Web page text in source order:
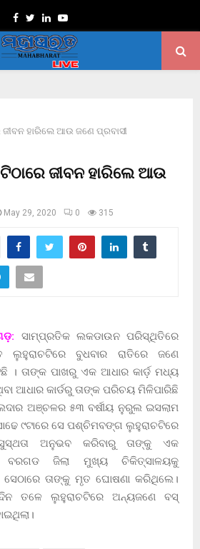
Facebook
TwitterLinkedinYoutube
ଜୀବନ ହାରିଲେ ଆଉ ଜଣେ ପ୍ରବାସୀ
ଜୀବନ ହାରିଲେ ଆଉ
May 29, 2020 0 315
ସାମ୍ପ୍ରତିକ ଲକଡାଉନ ପରିସ୍ଥିତିରେ
ଲୁହୁରାଚଟିରେ ବୁଧବାର ରାତିରେ ଜଣେ
। ତାଙ୍କ ପାଖରୁ ଏକ ଆଧାର କାର୍ଡ଼ ମଧ୍ୟ
ଆଧାର କାର୍ଡରୁ ତାଙ୍କ ପରିଚୟ ମିଳିପାରିଛି
ଅଞ୍ଚଳର ୫୩ ବର୍ଷୀୟ ନୁରୁଲ ଇସଲାମ
୯ଟାରେ ସେ ପଶ୍ଚିମବଙ୍ଗ ଲୁହୁରାଚଟିରେ
ଅନୁଭବ କରିବାରୁ ତାଙ୍କୁ ଏକ
ବରଗଡ ଜିଲା ମୁଖ୍ୟ ଚିକିତ୍ସାଳୟକୁ
ସେଠାରେ ତାଙ୍କୁ ମୃତ ଘୋଷଣା କରିଥିଲେ।
ତଳେ ଲୁହୁରାଚଟିରେ ଅନ୍ୟଜଣେ ବସ୍